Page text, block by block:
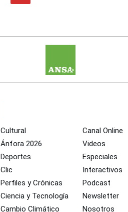
Cultural
Ánfora 2026
Deportes
Clic
Perfiles y Crónicas
Ciencia y Tecnología
Cambio Climático
Canal Online
Videos
Especiales
Interactivos
Podcast
Newsletter
Nosotros